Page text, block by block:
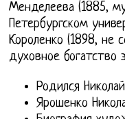
Менделеева (1885,
Петербургском
Короленко (1898, не
духовное богатство
Родился
Ярошенко